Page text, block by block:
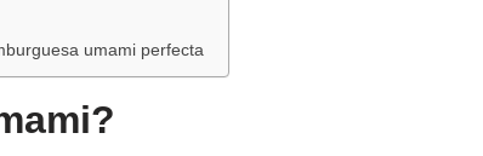
umami perfecta